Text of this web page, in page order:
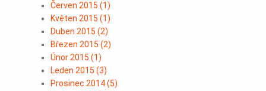
Červen 2015 (1)
Květen 2015 (1)
Duben 2015 (2)
Březen 2015 (2)
Únor 2015 (1)
Leden 2015 (3)
Prosinec 2014(5)